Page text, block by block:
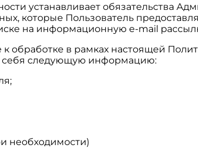
устанавливает
которые Пользователь
на информационную e-mail
обработке в рамках настоящей
себя следующую информацию:
необходимости)